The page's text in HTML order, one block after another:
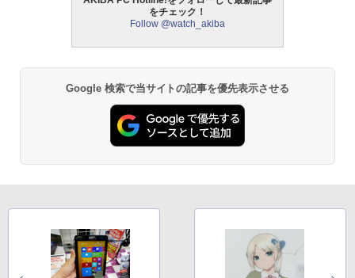
をチェック！
Follow @watch_akiba
Google 検索で当サイトの記事を優先表示させる